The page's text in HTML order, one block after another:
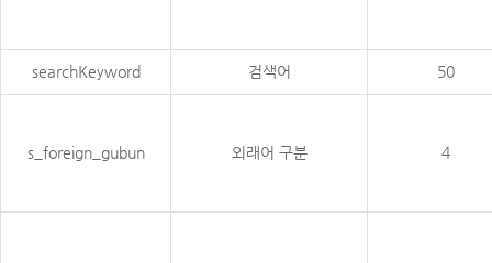
searchKeyword 검색어 50
s_foreign_gubun 외래어 구분 4